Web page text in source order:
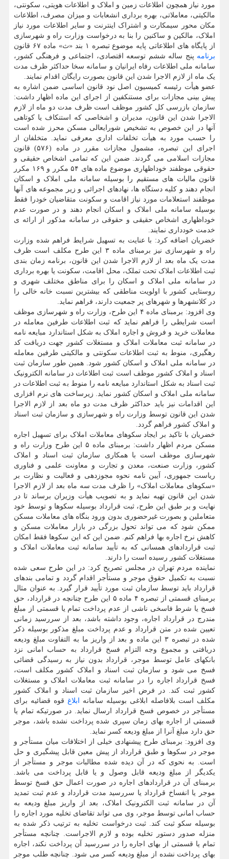
مورد نیاز همچون اطلاعات زمین و املاک و اطلاعات هویتی، سکونتی،
مالکیتی، معاملاتی، بهره برداری انشعابات و میزان مصرف، اطلاعات
مکان محور سیمکارت و اشتراک اینترنت و سایر اطلاعات مورد نیاز
املاک، مالکین و ساکنین را بنا به درخواست وزارت راه و شهرسازی
از پایگاه های اطلاعاتی پایه موضوع تبصره ۱ بند «ث» ماده ۶۷ قانون
برنامه پنج ساله ششم توسعه اقتصادی، اجتماعی و فرهنگی کشور،
سامانه ملی اطلاعات رفاه ایرانیان و سامانه سخا حداکثر ظرف مدت
یک ماه از لازم الاجرا شدن این قانون بصورت رایگان اقدام نمایند.
عضو هیأت رئیسه کمیسیون اصل نود قانون اساسی ضمن اشاره به
پیش بینی مجازات برای مستنکفین از اجرای این ماده اظهار داشت:
سازمان بازرسی کل کشور موظف است ظرف مدت دو ماه از لازم
الاجرا شدن این قانون، مدیران و اشخاصی که استنکاف یا کوتاهی
آنها در این خصوص به تشخیص شورایعالی مسکن محرز شده است
را حسب مورد به هیأت تخلفات اداری معرفی نماید. متخلفان از
اجرای این تبصره، مشمول مجازات مقرر در ماده (۵۷۶) قانون
مجازات اسلامی می گردند. ضمن این که تمامی اشخاص حقیقی و
حقوقی موظفند خوداظهاری موضوع ماده های ۵۴ مکرر و ۱۶۹ مکرر
قانون مالیات های مستقیم را بوسیله سامانه ملی املاک و اسکان
انجام دهند و کلیه دستگاه ها، نهادهای اجرائی و زیر مجموعه های آنها
موظفند استعلامات مورد نیاز اقامت و سکونت متقاضیان خودرا فقط
بوسیله سامانه ملی املاک و اسکان انجام دهند و در صورت عدم
خوداظهاری اشخاص حقیقی و حقوقی در سامانه مذکور از ارائه ی
خدمت خودداری نمایند.
خضریان اضافه کرد: با عنایت به تسهیل شرایط فراهم شده وزارت
راه و شهرسازی نیز برمبنای ماده ۳ این طرح مکلف است ظرف
مدت یک ماه بعد از لازم الاجرا شدن این قانون، برنامه زمان بندی
ثبت اطلاعات املاک تحت تملک، محل اقامت، سکونت یا بهره برداری
در سامانه ملی املاک و اسکان را برای مناطق مختلف شهری و
روستایی کشور با اولویت مناطقی که بیشترین نسبت خانه خالی را
در کلانشهرها و شهرهای پر جمعیت دارند، فراهم نماید.
وی افزود: برمبنای ماده ۴ این طرح، وزارت راه و شهرسازی موظف
است شرایطی را فراهم نماید که ثبت اطلاعات طرفین معامله در
معاملات خرید و فروش و اجاره املاک به شکل استاندارد مبایعه نامه
در سامانه ثبت معاملات املاک و مستغلات کشور جهت دریافت کد
رهگیری، منوط به ثبت اطلاعات سکونتی و مالکیتی طرفین معامله
در سامانه ملی املاک و اسکان کشور شود. همین طور سازمان ثبت
اسناد و املاک کشور موظف است ثبت اطلاعات در سامانه الکترونیک
ثبت اسناد به شکل استاندارد مبایعه نامه را منوط به ثبت اطلاعات در
سامانه ملی املاک و اسکان کشور نماید. زیرساخت های نرم افزاری
این اقدامات نیز باید حداکثر ظرف مدت دو ماه بعد از لازم الاجرا
شدن این قانون توسط وزارت راه و شهرسازی و سازمان ثبت اسناد
و املاک کشور فراهم گردد.
خضریان با تاکید بر ایجاد سکوهای معاملات املاک برای تسهیل اجاره
مسکن مردم اظهار داشت: برمبنای ماده ۵ این طرح وزارت راه و
شهرسازی موظف است با همکاری سازمان ثبت اسناد و املاک
کشور، وزارت صنعت، معدن و تجارت و معاونت علمی و فناوری
ریاست جمهوری، آیین نامه نحوه مجوزدهی و فعالیت و نظارت بر
«سکوهای معاملات املاک» را ظرف مدت سه ماه بعد از لازم الاجرا
شدن این قانون تهیه نماید و به تصویب هیأت وزیران برساند تا در
نهایت و بر طبق این طرح، ثبت قرارداد بوسیله سکوها و توسط خود
متعاملین و بصورت غیرحضوری بدون ورود بنگاه های معاملات مسکن
ممکن شود که می تواند تحول بزرگی در بازار معاملات مسکن و
کاهش نرخ اجاره بها فراهم کنم. ضمن این که این سکوها فقط امکان
ثبت قراردادهای همسانی که به تأیید سامانه ثبت معاملات املاک و
مستغلات کشور رسیده است را دارند.
نماینده مردم تهران در مجلس تصریح کرد: در این طرح سعی شده
نسبت به تکمیل حقوق موجر و مستأجر اقدام گردد و تمامی بندهای
قرارداد باید توسط سازمان ثبت مورد تأیید قرار گیرد. به عنوان مثال
برمبنای قسمتی از تبصره ۴ ماده ۵ این طرح چنانچه در قرارداد، حق
فسخ یا شرط فاسخی ناشی از عدم پرداخت تمام یا قسمتی از مبلغ
مندرج در قرارداد اجاره، وجود داشته باشد، بعد از سررسید زمانی
تعیین شده در متن قرارداد و عدم پرداخت مبلغ مذکور بوسیله ذکر
شده در تبصره ۳ این ماده و بعد از واریز ما به التفاوت مبلغ ودیعه
دریافتی و مجموع وجه التزام فسخ قرارداد به حساب امانی نزد
بانکهای عامل توسط موجر، قرارداد بدون نیاز به رسیدگی قضائی
فسخ می شود و سازمان ثبت اسناد و املاک کشور مکلف است،
فسخ قرارداد اجاره را در سامانه ثبت معاملات املاک و مستغلات
کشور ثبت کند. در فرض اخیر سازمان ثبت اسناد و املاک کشور
مکلف است بلافاصله ابلاغی بوسیله سامانه ابلاغ قوه قضائیه برای
مستأجر در خصوص فسخ قرارداد ارسال نماید. در صورتیکه تمام یا
قسمتی از اجاره بهای زمان سپری شده پرداخت نشده باشد، موجر
حق دارد مبلغ آنرا از مبلغ ودیعه کسر نماید.
وی افزود: برمبنای طرح پیشنهادی خیلی از اختلافات میان مستأجر و
موجر در سکوها و طبق قرارداد از پیش معین قابل پیشگیری و حل
است. به نحوی که در آن دیده شده مطالبات موجر و مستأجر از
یکدیگر از مبلغ ودیعه قابل وصول و یا قابل پرداخت می باشد.
برمبنای آن در قراردادهای اجاره در صورت اعمال حق فسخ توسط
موجر یا انفساخ قرارداد یا سررسید مدت قرارداد و عدم ثبت تمدید
آن در سامانه ثبت الکترونیک املاک، بعد از واریز مبلغ ودیعه به
حساب امانی توسط موجر، وی می تواند تقاضای تخلیه مورد اجاره را
بوسیله سکو ثبت کند. ثبت درخواست تخلیه به ترتیب ذکر شده به
منزله صدور دستور تخلیه بوده و لازم الاجراست. چنانچه مستأجر
تمام یا قسمتی از بهای اجاره را در سررسید آن پرداخت نکند، اجاره
بهای پرداخت نشده از مبلغ ودیعه کسر می شود. چنانچه طلب موجر